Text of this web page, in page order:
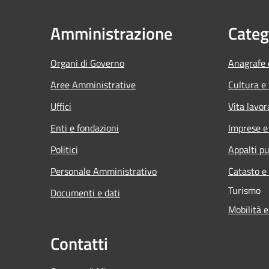
Amministrazione
Organi di Governo
Aree Amministrative
Uffici
Enti e fondazioni
Politici
Personale Amministrativo
Documenti e dati
Cultura
Vita
Imprese
Appalti
Catasto
Turismo
Mobilità
Contatti